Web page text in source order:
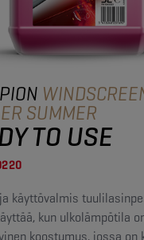
SUMMER
TO USE
käyttövalmis
kun ulkolämpötila
koostumus, jossa on